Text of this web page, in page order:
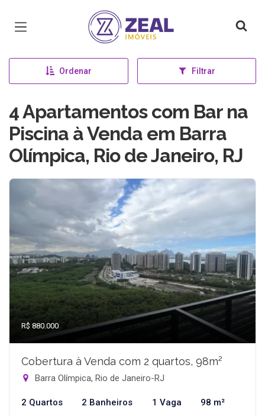
Página inicial
Ordenar Filtrar
4 Apartamentos com Bar na
Piscina à Venda em Barra
Olímpica, Rio de Janeiro, RJ
R$ 880.000
Cobertura à Venda com 2 quartos, 98m²
Barra Olímpica, Rio de Janeiro-RJ
2 Quartos 2 Banheiros 1 Vaga 98 m²